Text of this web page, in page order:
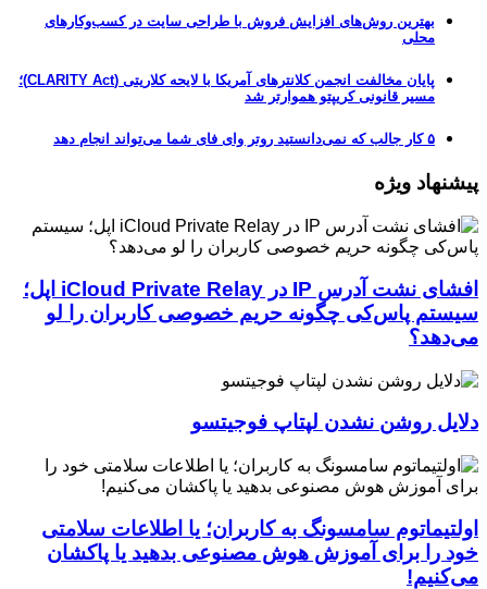
بهترین روش‌های افزایش فروش با طراحی سایت در کسب‌وکارهای
محلی
پایان مخالفت انجمن کلانترهای آمریکا با لایحه کلاریتی (CLARITY Act)؛
مسیر قانونی کریپتو هموارتر شد
۵ کار جالب که نمی‌دانستید روتر وای فای شما می‌تواند انجام دهد
پیشنهاد ویژه
افشای نشت آدرس IP در iCloud Private Relay اپل؛
سیستم پاس‌کی چگونه حریم خصوصی کاربران را لو
می‌دهد؟
دلایل روشن نشدن لپتاپ فوجیتسو
اولتیماتوم سامسونگ به کاربران؛ یا اطلاعات سلامتی
خود را برای آموزش هوش مصنوعی بدهید یا پاکشان
می‌کنیم!